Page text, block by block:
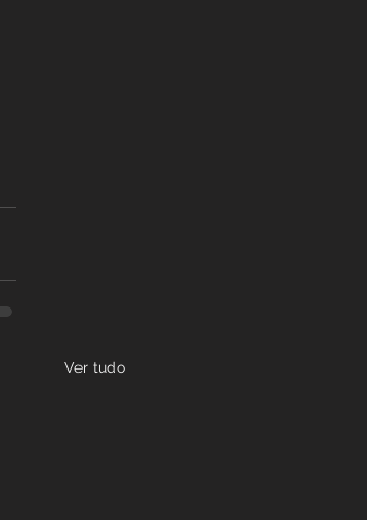
Ver tudo